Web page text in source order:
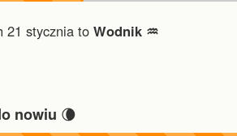
21 stycznia to Wodnik ♒︎
nowiu 🌘